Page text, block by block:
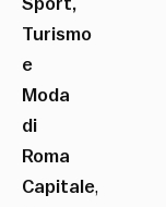
Sport,
Turismo
e
Moda
di
Roma
Capitale,